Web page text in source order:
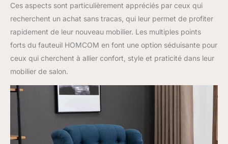
Ces aspects sont particulièrement appréciés par ceux qui
recherchent un achat sans tracas, qui leur permet de profiter
rapidement de leur nouveau mobilier. Les multiples points
forts du fauteuil HOMCOM en font une option séduisante pour
ceux qui cherchent à allier confort, style et praticité dans leur
mobilier de salon.